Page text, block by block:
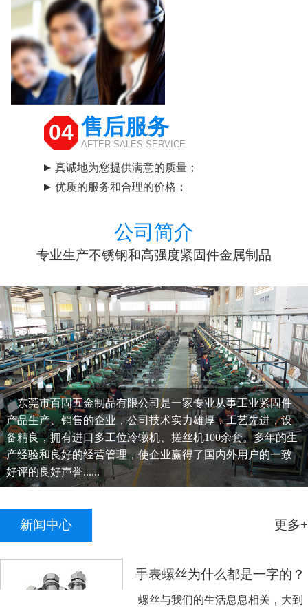
04 售后服务
AFTER-SALES SERVICE
真诚地为您提供满意的质量；
优质的服务和合理的价格；
公司简介
专业生产不锈钢和高强度紧固件金属制品
东莞市百固五金制品有限公司是一家专业从事工业紧固件
产品生产、销售的企业，公司技术实力雄厚，工艺先进，设
备精良，拥有进口多工位冷镦机、搓丝机100余套。多年的生
产经验和良好的经营管理，使企业赢得了国内外用户的一致
好评的良好声誉......
新闻中心 更多+
手表螺丝为什么都是一字的？
螺丝与我们的生活息息相关，大到